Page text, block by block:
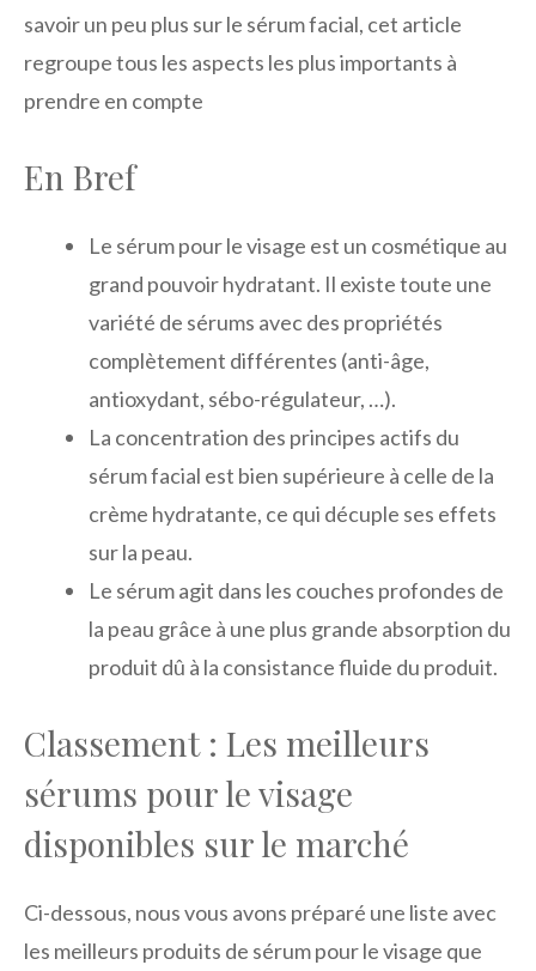
savoir un peu plus sur le sérum facial, cet article
regroupe tous les aspects les plus importants à
prendre en compte
En Bref
Le sérum pour le visage est un cosmétique au
grand pouvoir hydratant. Il existe toute une
variété de sérums avec des propriétés
complètement différentes (anti-âge,
antioxydant, sébo-régulateur, …).
La concentration des principes actifs du
sérum facial est bien supérieure à celle de la
crème hydratante, ce qui décuple ses effets
sur la peau.
Le sérum agit dans les couches profondes de
la peau grâce à une plus grande absorption du
produit dû à la consistance fluide du produit.
Classement : Les meilleurs
sérums pour le visage
disponibles sur le marché
Ci-dessous, nous vous avons préparé une liste avec
les meilleurs produits de sérum pour le visage que